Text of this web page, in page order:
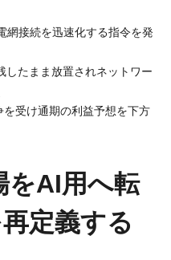
網接続を迅速化する指令を発
したまま放置されネットワー
受け通期の利益予想を下方
をAI用へ転
定義する